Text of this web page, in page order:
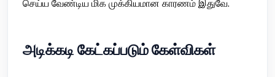
செய்ய வேண்டிய மிக முக்கியமான காரணம் இதுவே.
அடிக்கடி கேட்கப்படும் கேள்விகள்